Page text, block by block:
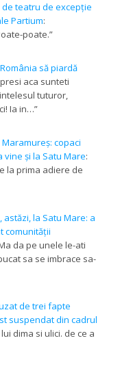
de teatru de excepție
Partium:
poate.”
să piardă
aca sunteti
tuturor,
Ia in…”
Maramureș: copaci
și la Satu Mare:
la prima adiere de
la Satu Mare: a
comunității
da pe unele le-ati
sa se imbrace sa-
de trei fapte
suspendat din cadrul
dima si ulici. de ce a